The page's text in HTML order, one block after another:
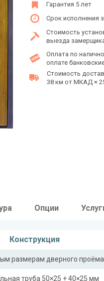
Гарантия 5 лет
Срок исполнения
Стоимость
выезда
Оплата по
оплате
Стоимость
38 км от МКАД ×
Опции
Конструкция
размерам дверного проёма
труба 50×25 + 40×25 мм